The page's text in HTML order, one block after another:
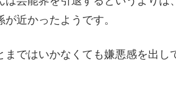
近かったようです。
まではいかなくても嫌悪感を出し